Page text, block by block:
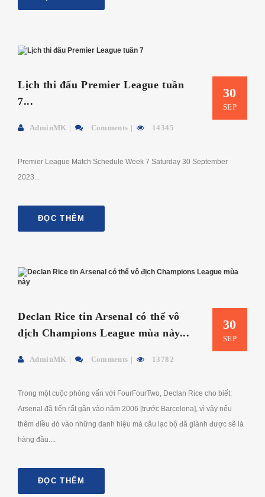
30
SEP
Lịch thi đấu Premier League tuần
7...
AdminMK Comments 14345
Premier League Match Schedule Week 7 Saturday 30 September
2023...
ĐỌC THÊM
30
SEP
Declan Rice tin Arsenal có thể vô
địch Champions League mùa này...
AdminMK Comments 13782
Trong một cuộc phỏng vấn với FourFourTwo, Declan Rice cho biết:
Arsenal đã tiến rất gần vào năm 2006 [trước Barcelona], vì vậy nếu
thêm điều đó vào những danh hiệu mà câu lạc bộ đã giành được sẽ là
hàng đầu....
ĐỌC THÊM